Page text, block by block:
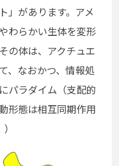
」があります。アメ
わらかい生体を変形
の体は、アクチュエ
、なおかつ、情報処
パラダイム（支配的
形態は相互同期作用